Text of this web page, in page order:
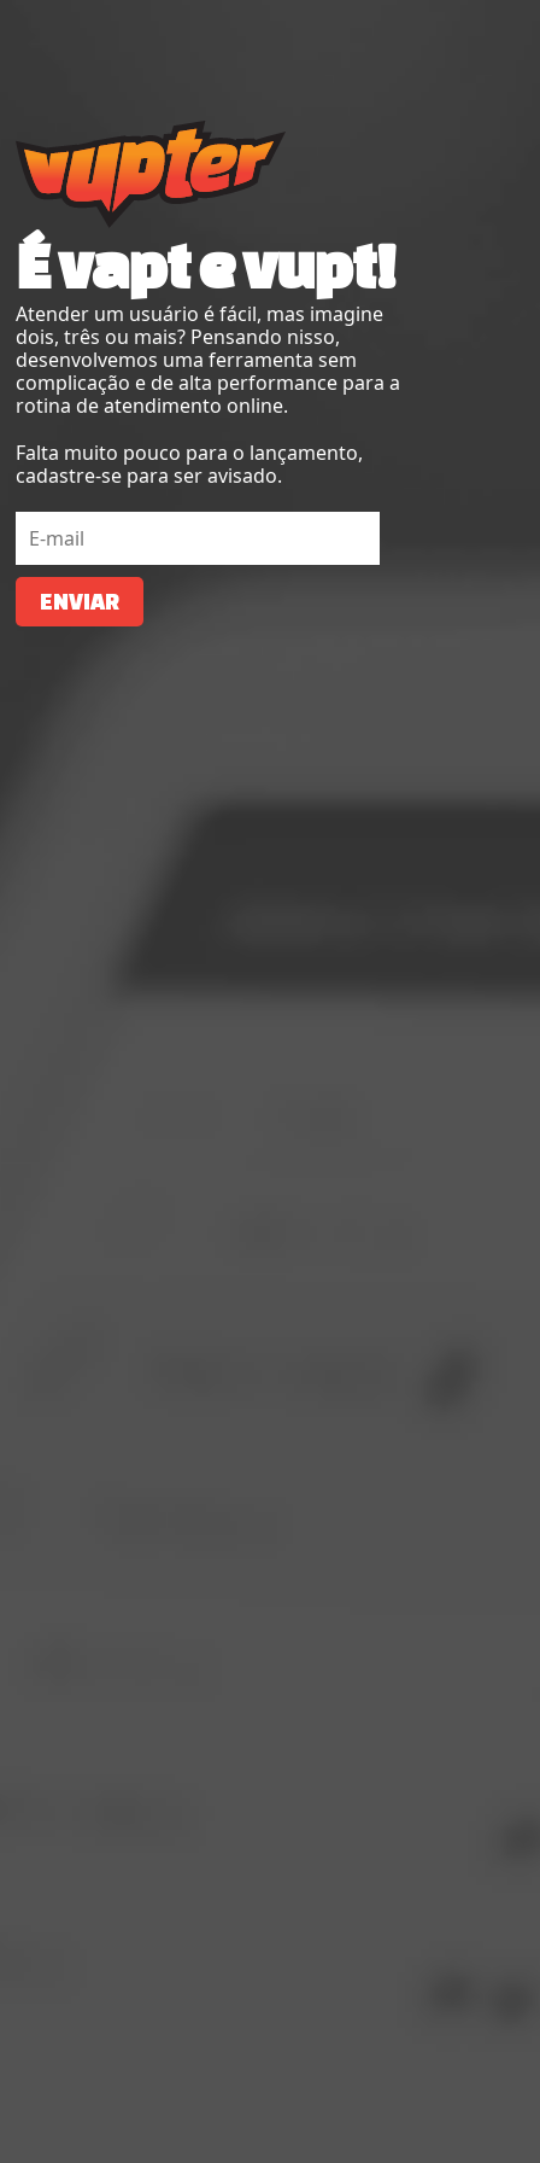
É vapt e vupt!
Atender um usuário é fácil, mas imagine
dois, três ou mais? Pensando nisso,
desenvolvemos uma ferramenta sem
complicação e de alta performance para a
rotina de atendimento online.
Falta muito pouco para o lançamento,
cadastre-se para ser avisado.
ENVIAR